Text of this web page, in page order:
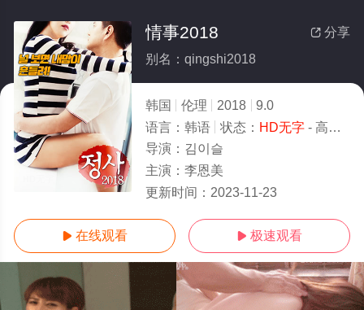
 分享
情事2018
别名：qingshi2018
韩国 伦理 2018
9.0
语言： 韩语 状态： HD无字- 高清免费在线观看
导演： 김이슬
主演： 李恩美
更新时间： 2023-11-23
 在线观看  极速观看